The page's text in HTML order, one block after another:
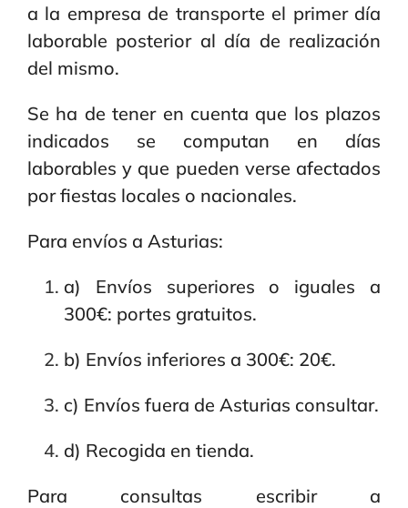
a la empresa de transporte el primer día
laborable posterior al día de realización
del mismo.
Se ha de tener en cuenta que los plazos
indicados se computan en días
laborables y que pueden verse afectados
por fiestas locales o nacionales.
Para envíos a Asturias:
a) Envíos superiores o iguales a
300€: portes gratuitos.
b) Envíos inferiores a 300€: 20€.
c) Envíos fuera de Asturias consultar.
d) Recogida en tienda.
Para consultas escribir a